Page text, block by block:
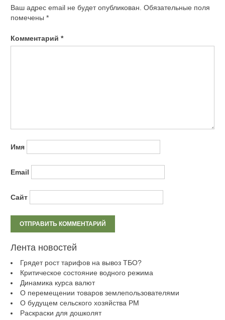
Ваш адрес email не будет опубликован. Обязательные поля
помечены *
Комментарий *
Имя
Email
Сайт
Лента новостей
Грядет рост тарифов на вывоз ТБО?
Критическое состояние водного режима
Динамика курса валют
О перемещении товаров землепользователями
О будущем сельского хозяйства РМ
Раскраски для дошколят